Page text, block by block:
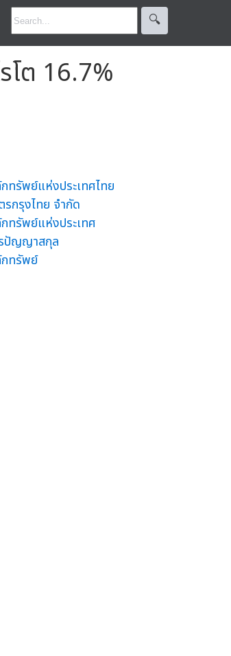
🔍︎
โต 16.7%
ทรัพย์แห่งประเทศไทย
กรุงไทย จำกัด
ทรัพย์แห่งประเทศ
ปัญญาสกุล
ทรัพย์